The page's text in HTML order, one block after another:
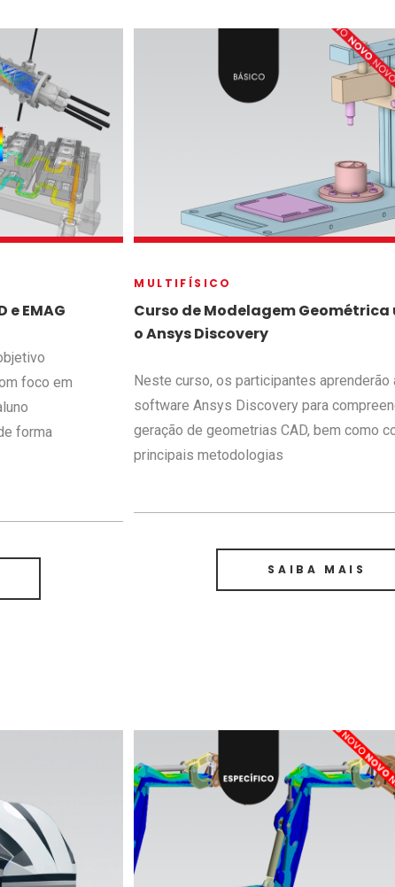
e EMAG
foco em
forma
MULTIFÍSICO
Curso de Modelagem
o Ansys Discovery
Neste curso, os participantes aprenderão
software Ansys Discovery para
geração de geometrias CAD, bem como
principais metodologias
SAIBA MAIS